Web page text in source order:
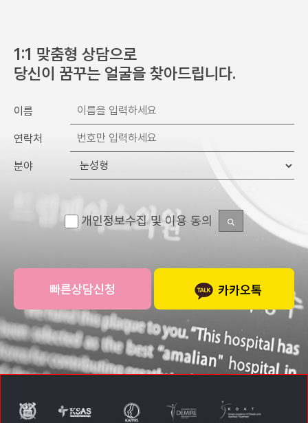
1:1 맞춤형 상담으로
당신이 꿈꾸는 얼굴을 찾아드립니다.
이름
연락처
분야
개인정보수집 및 이용 동의
카카오톡